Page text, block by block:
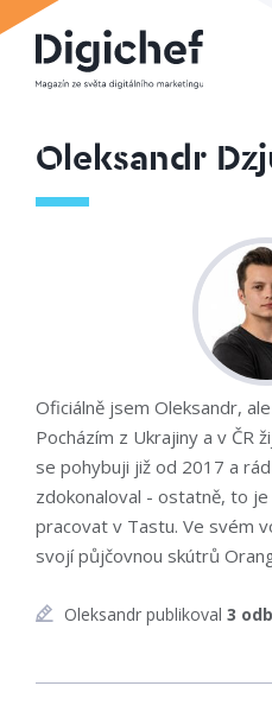
Oleksandr
Oficiálně jsem Oleksandr,
Pocházím z Ukrajiny a v ČR
se pohybuji již od 2017 a
zdokonaloval - ostatně, to
pracovat v Tastu. Ve svém
svojí půjčovnou skútrů
Oleksandr publikoval 3